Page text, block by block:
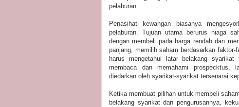
pelaburan.
Penasihat kewangan biasanya
pelaburan. Tujuan utama berurus niaga
dengan membeli pada harga rendah dan
panjang, memilih saham berdasarkan
harus mengetahui latar belakang
membaca dan memahami prospecktus,
diedarkan oleh syarikat-syarikat tersenarai
Ketika membuat pilihan untuk membeli
belakang syarikat dan pengurusannya,